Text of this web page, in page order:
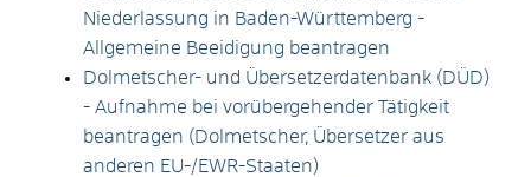
Niederlassung in Baden-Württemberg -
Allgemeine Beeidigung beantragen
Dolmetscher- und Übersetzerdatenbank (DÜD)
- Aufnahme bei vorübergehender Tätigkeit
beantragen (Dolmetscher, Übersetzer aus
anderen EU-/EWR-Staaten)